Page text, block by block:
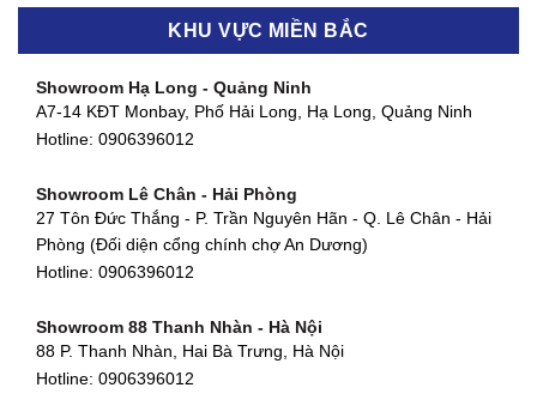
Hotline:0906396012
580 Phan Văn Trị, Phường 7, Quận 5, TP HCM
Hotline:0906396012
90 Đ. Cộng Hòa, Phường 4, Tân Bình, TP HCM
Hotline:0906396012
Showroom Thanh Khê - Đà Nẵng
Hotline:0906396012
Showroom Cẩm Lệ - Đà Nẵng
Hotline:0906396012
Showroom Huế
54 Hùng Vương, Phú Hội, Thành phố Huế, Thừa Thiên Huế
Showroom Hà Tĩnh
82 Quang Trung, Thạch Quý, Hà Tĩnh
KHU VỰC MIỀN BẮC
Showroom Hạ Long - Quảng Ninh
A7-14 KĐT Monbay, Phố Hải Long, Hạ Long, Quảng Ninh
Hotline: 0906396012
Showroom Lê Chân - Hải Phòng
27 Tôn Đức Thắng - P. Trần Nguyên Hãn - Q. Lê Chân - Hải
Phòng (Đối diện cổng chính chợ An Dương)
Hotline: 0906396012
Showroom 88 Thanh Nhàn - Hà Nội
88 P. Thanh Nhàn, Hai Bà Trưng, Hà Nội
Hotline: 0906396012